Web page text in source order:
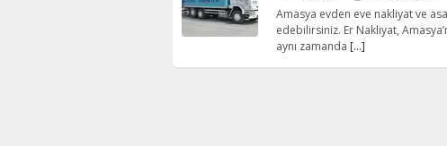
Amasya evden eve nakliyat ve
edebilirsiniz. Er Nakliyat,
aynı zamanda […]